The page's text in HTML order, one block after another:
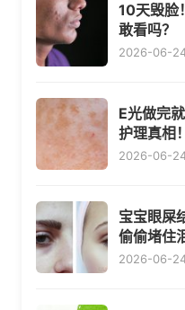
10天毁脸
敢看吗？
2026-06-
E光做完
护理真相！
2026-06-
宝宝眼屎
偷偷堵住
2026-06-